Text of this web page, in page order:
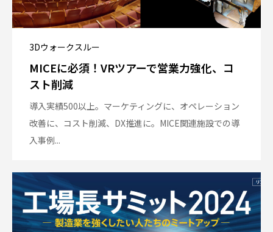
3Dウォークスルー
MICEに必須！VRツアーで営業力強化、コ
スト削減
導入実績500以上。マーケティングに、オペレーション
改善に、コスト削減、DX推進に。MICE関連施設での導
入事例...